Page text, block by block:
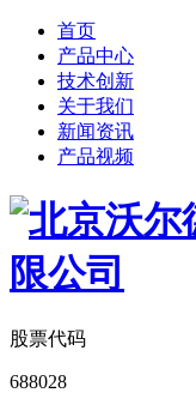
首页
产品中心
技术创新
关于我们
新闻资讯
产品视频
股票代码
688028